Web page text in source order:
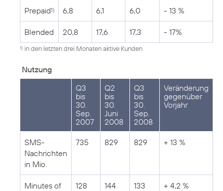
Prepaid1) 6,8 6,1 6,0 - 13 %
Blended 20,8 17,6 17,3 - 17%
1) in den letzten drei Monaten aktive Kunden
Nutzung
Q3
bis
30.
Sep.
2007
Q2
bis
30.
Juni
2008
Q3
bis
30.
Sep.
2008
Veränderung
gegenüber
Vorjahr
SMS-
Nachrichten
in Mio.
735 829 829 + 13 %
Minutes of
128 144 133 + 4,2 %